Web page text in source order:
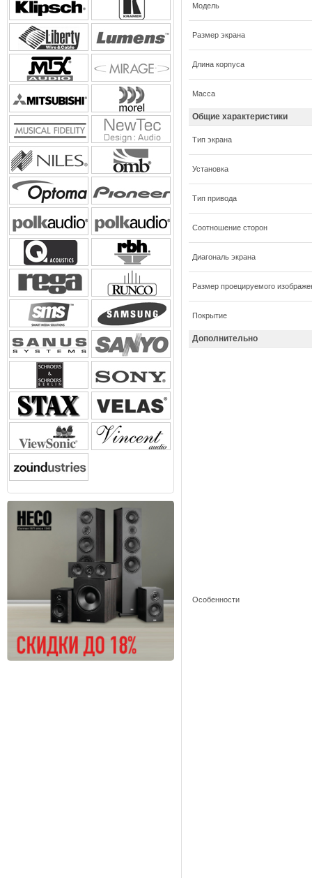
Модель
Размер экрана
Длина корпуса
Масса
Общие характеристики
Тип экрана
Установка
Тип привода
Соотношение сторон
Диагональ экрана
Размер проецируемого
Покрытие
Дополнительно
Особенности